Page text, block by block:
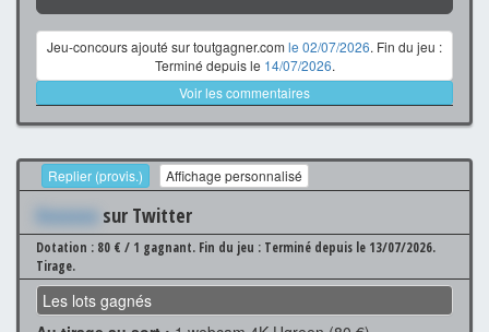
Jeu-concours ajouté sur toutgagner.com le 02/07/2026. Fin du jeu :
Terminé depuis le 14/07/2026.
Voir les commentaires
Replier (provis.) Affichage personnalisé
Xxxxxxx sur Twitter
Dotation : 80 € / 1 gagnant. Fin du jeu : Terminé depuis le 13/07/2026.
Tirage.
Les lots gagnés